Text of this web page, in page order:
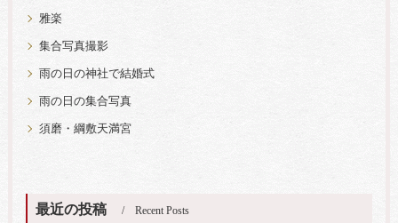
雅楽
集合写真撮影
雨の日の神社で結婚式
雨の日の集合写真
須磨・綱敷天満宮
最近の投稿 Recent Posts